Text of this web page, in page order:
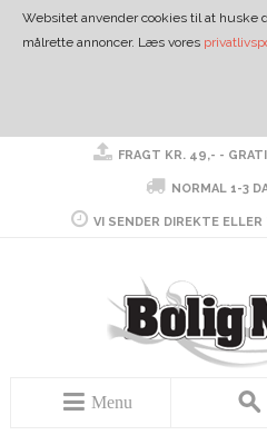
Websitet anvender cookies til at huske
målrette annoncer. Læs vores
FRAGT KR. 49,- -
NORMAL 1-3
VI SENDER DIREKTE
Menu